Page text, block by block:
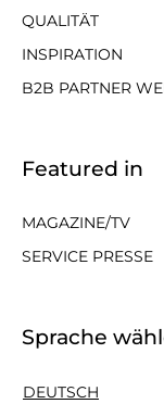
QUALITÄT
INSPIRATION
B2B PARTNER
Featured in
MAGAZINE/TV
SERVICE PRESSE
Sprache
DEUTSCH